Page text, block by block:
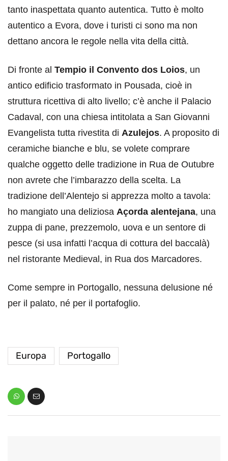
tanto inaspettata quanto autentica. Tutto è molto
autentico a Evora, dove i turisti ci sono ma non
dettano ancora le regole nella vita della città.
Di fronte al Tempio il Convento dos Loios, un
antico edificio trasformato in Pousada, cioè in
struttura ricettiva di alto livello; c’è anche il Palacio
Cadaval, con una chiesa intitolata a San Giovanni
Evangelista tutta rivestita di Azulejos. A proposito di
ceramiche bianche e blu, se volete comprare
qualche oggetto delle tradizione in Rua de Outubre
non avrete che l’imbarazzo della scelta. La
tradizione dell’Alentejo si apprezza molto a tavola:
ho mangiato una deliziosa Açorda alentejana, una
zuppa di pane, prezzemolo, uova e un sentore di
pesce (si usa infatti l’acqua di cottura del baccalà)
nel ristorante Medieval, in Rua dos Marcadores.
Come sempre in Portogallo, nessuna delusione né
per il palato, né per il portafoglio.
Europa Portogallo